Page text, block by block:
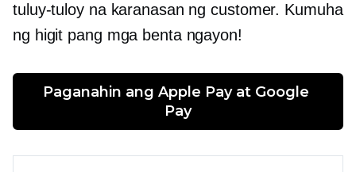
tuluy-tuloy na karanasan ng customer. Kumuha
ng higit pang mga benta ngayon!
Paganahin ang Apple Pay at Google
Pay